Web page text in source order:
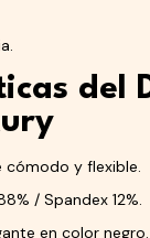
del
cómodo y flexible.
/ Spandex 12%.
en color negro.